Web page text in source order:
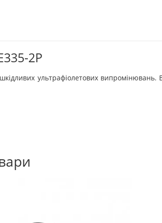
2Р
ультрафіолетових випромінювань.